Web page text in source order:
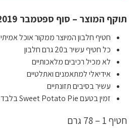
תוקף המוצר – סוף ספטמבר 2019
חטיף חלבון המיוצר ממקור אוכל אמיתי 100% – בטטה
כל חטיף עשיר ב20 גרם חלבון
לא מכיל רכיבים מלאכותיים
אידיאלי למתאמנים ואתלטיים
עשיר בסיבים תזונתיים
זמין בטעם Sweet Potato Pie בלבד
חטיף 1 – 78 גרם